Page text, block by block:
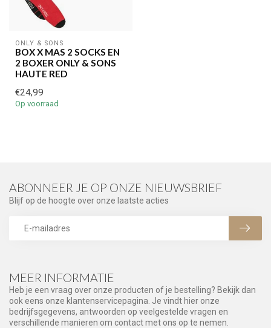
ONLY & SONS
BOX X MAS 2 SOCKS EN
2 BOXER ONLY & SONS
HAUTE RED
€24,99
Op voorraad
MEER INFORMATIE
Heb je een vraag over onze producten of je bestelling? Bekijk dan
ook eens onze klantenservicepagina. Je vindt hier onze
bedrijfsgegevens, antwoorden op veelgestelde vragen en
verschillende manieren om contact met ons op te nemen.
ABONNEER JE OP ONZE NIEUWSBRIEF
Blijf op de hoogte over onze laatste acties